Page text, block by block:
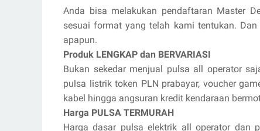
Anda bisa melakukan pendaftaran Master
sesuai format yang telah kami tentukan.
apapun.
Produk LENGKAP dan BERVARIASI
Bukan sekedar menjual pulsa all operator
pulsa listrik token PLN prabayar, voucher
kabel hingga angsuran kredit kendaraan
Harga PULSA TERMURAH
Harga dasar pulsa elektrik all operator dan